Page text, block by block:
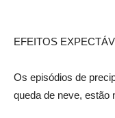
EFEITOS
Os episódios de
queda de neve, estão